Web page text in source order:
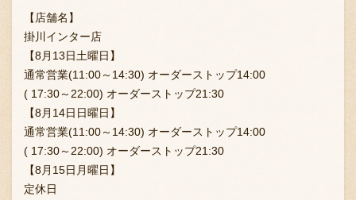
【店舗名】
掛川インター店
【8月13日土曜日】
通常営業(11:00～14:30) オーダーストップ14:00
( 17:30～22:00) オーダーストップ21:30
【8月14日日曜日】
通常営業(11:00～14:30) オーダーストップ14:00
( 17:30～22:00) オーダーストップ21:30
【8月15日月曜日】
定休日